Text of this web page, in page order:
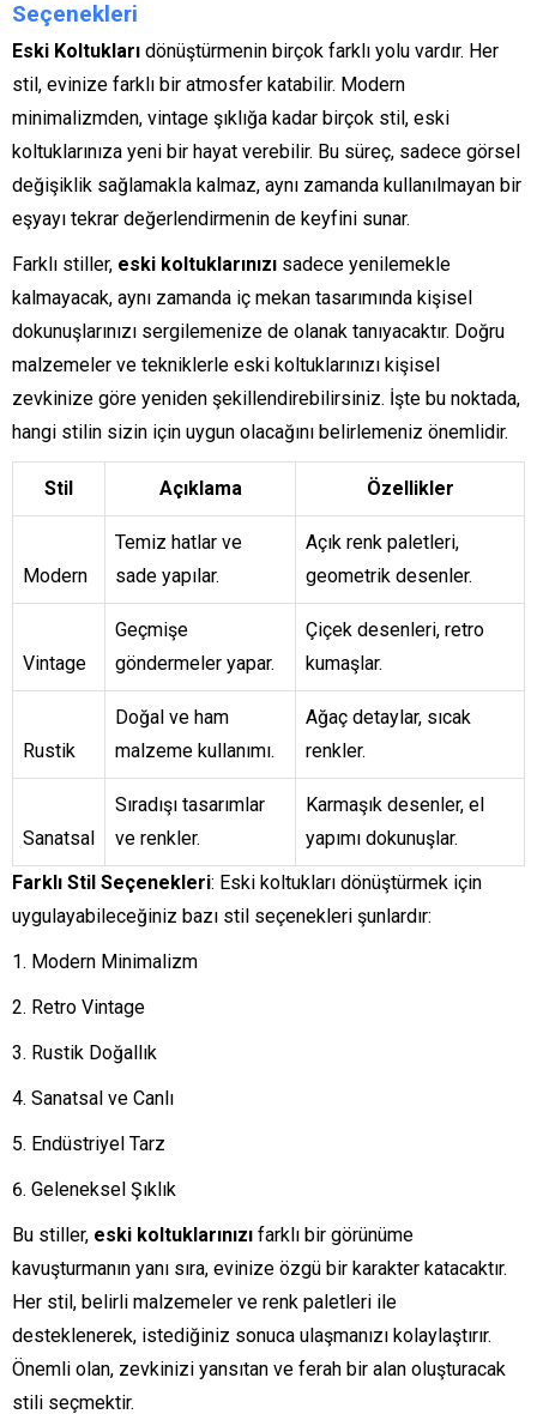
Seçenekleri
Eski Koltukları dönüştürmenin birçok farklı yolu vardır. Her
stil, evinize farklı bir atmosfer katabilir. Modern
minimalizmden, vintage şıklığa kadar birçok stil, eski
koltuklarınıza yeni bir hayat verebilir. Bu süreç, sadece görsel
değişiklik sağlamakla kalmaz, aynı zamanda kullanılmayan bir
eşyayı tekrar değerlendirmenin de keyfini sunar.
Farklı stiller, eski koltuklarınızı sadece yenilemekle
kalmayacak, aynı zamanda iç mekan tasarımında kişisel
dokunuşlarınızı sergilemenize de olanak tanıyacaktır. Doğru
malzemeler ve tekniklerle eski koltuklarınızı kişisel
zevkinize göre yeniden şekillendirebilirsiniz. İşte bu noktada,
hangi stilin sizin için uygun olacağını belirlemeniz önemlidir.
Stil Açıklama Özellikler
Modern
Temiz hatlar ve
sade yapılar.
Açık renk paletleri,
geometrik desenler.
Vintage
Geçmişe
göndermeler yapar.
Çiçek desenleri, retro
kumaşlar.
Rustik
Doğal ve ham
malzeme kullanımı.
Ağaç detaylar, sıcak
renkler.
Sanatsal
Sıradışı tasarımlar
ve renkler.
Karmaşık desenler, el
yapımı dokunuşlar.
Farklı Stil Seçenekleri: Eski koltukları dönüştürmek için
uygulayabileceğiniz bazı stil seçenekleri şunlardır:
Modern Minimalizm
Retro Vintage
Rustik Doğallık
Sanatsal ve Canlı
Endüstriyel Tarz
Geleneksel Şıklık
Bu stiller, eski koltuklarınızı farklı bir görünüme
kavuşturmanın yanı sıra, evinize özgü bir karakter katacaktır.
Her stil, belirli malzemeler ve renk paletleri ile
desteklenerek, istediğiniz sonuca ulaşmanızı kolaylaştırır.
Önemli olan, zevkinizi yansıtan ve ferah bir alan oluşturacak
stili seçmektir.